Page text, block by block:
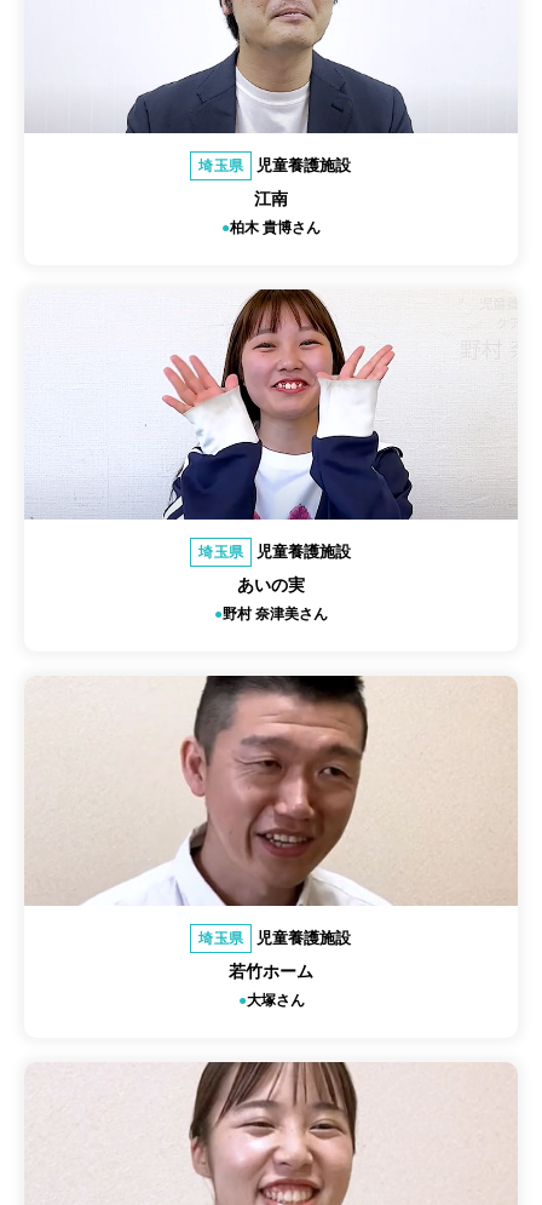
埼玉県 児童養護施設
江南
柏木 貴博さん
埼玉県 児童養護施設
あいの実
野村 奈津美さん
埼玉県 児童養護施設
若竹ホーム
大塚さん